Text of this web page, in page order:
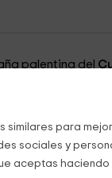
para
sociales y
aceptas
palentina del
desconexión
o familias. El
lo que se